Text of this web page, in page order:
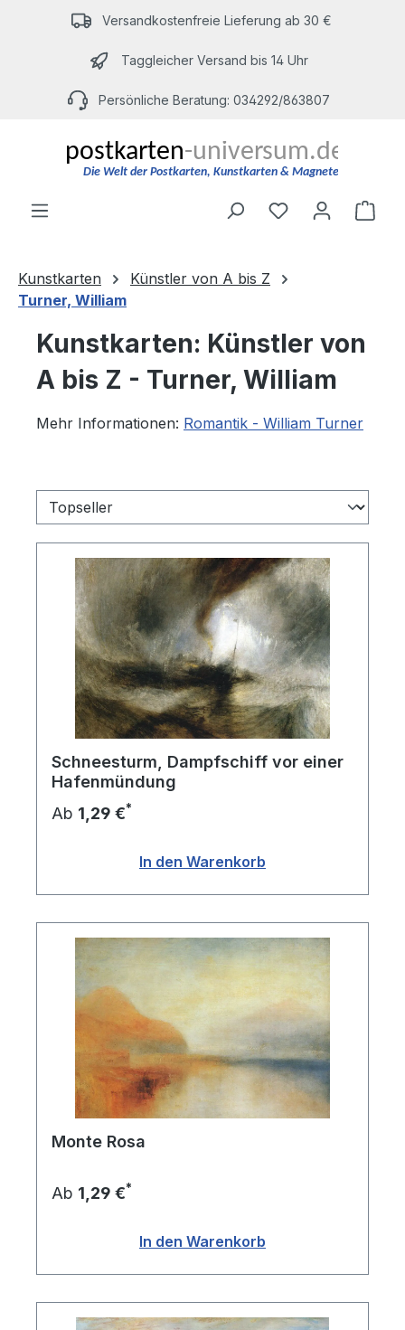
Zum Hauptinhalt springenVersandkostenfreie Lieferung ab 30 €
Taggleicher Versand bis 14 Uhr
Persönliche Beratung: 034292/863807
Du hast 0
Kunstkarten
Künstler von A bis Z
Turner, William
Kunstkarten: Künstler von
A bis Z - Turner, William
Mehr Informationen: Romantik - William Turner
Schneesturm, Dampfschiff vor einer
Hafenmündung
Ab 1,29 €*
In den Warenkorb
Monte Rosa
Ab 1,29 €*
In den Warenkorb